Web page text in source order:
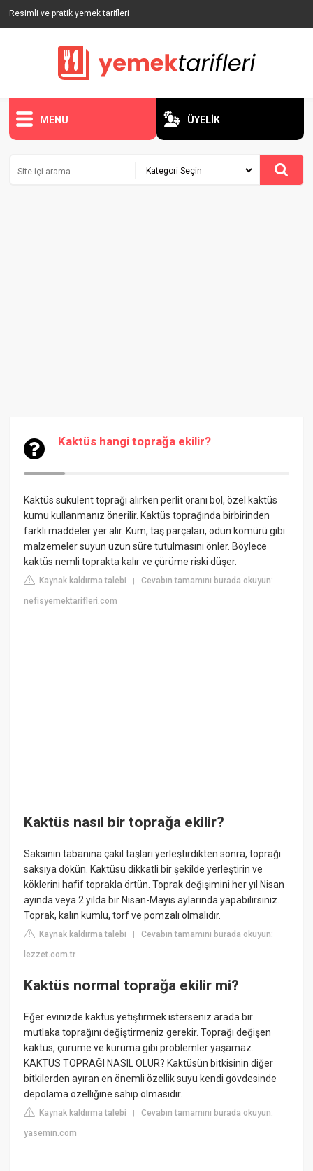
Resimli ve pratik yemek tarifleri
MENU ÜYELİK
Kaktüs hangi toprağa ekilir?
Kaktüs sukulent toprağı alırken perlit oranı bol, özel kaktüs
kumu kullanmanız önerilir. Kaktüs toprağında birbirinden
farklı maddeler yer alır. Kum, taş parçaları, odun kömürü gibi
malzemeler suyun uzun süre tutulmasını önler. Böylece
kaktüs nemli toprakta kalır ve çürüme riski düşer.
Kaynak kaldırma talebi |Cevabın tamamını burada okuyun:
nefisyemektarifleri.com
Kaktüs nasıl bir toprağa ekilir?
Saksının tabanına çakıl taşları yerleştirdikten sonra, toprağı
saksıya dökün. Kaktüsü dikkatli bir şekilde yerleştirin ve
köklerini hafif toprakla örtün. Toprak değişimini her yıl Nisan
ayında veya 2 yılda bir Nisan-Mayıs aylarında yapabilirsiniz.
Toprak, kalın kumlu, torf ve pomzalı olmalıdır.
Kaynak kaldırma talebi |Cevabın tamamını burada okuyun:
lezzet.com.tr
Kaktüs normal toprağa ekilir mi?
Eğer evinizde kaktüs yetiştirmek isterseniz arada bir
mutlaka toprağını değiştirmeniz gerekir. Toprağı değişen
kaktüs, çürüme ve kuruma gibi problemler yaşamaz.
KAKTÜS TOPRAĞI NASIL OLUR? Kaktüsün bitkisinin diğer
bitkilerden ayıran en önemli özellik suyu kendi gövdesinde
depolama özelliğine sahip olmasıdır.
Kaynak kaldırma talebi |Cevabın tamamını burada okuyun:
yasemin.com